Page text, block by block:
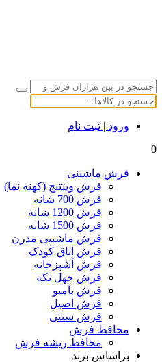
ورود | ثبت نام
0
فرش ماشینی
فرش وینتیج (کهنه نما)
فرش 700 شانه
فرش 1200 شانه
فرش 1500 شانه
فرش ماشینی مدرن
فرش اتاق کودک
فرش آشپزخانه
فرش چهل تکه
فرش بامبو
فرش اصیل
فرش سنتی
محافظ فرش
محافظ ریشه فرش
براساس برند